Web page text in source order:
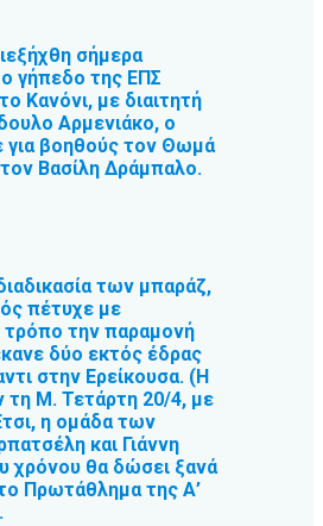
σήμερα
γήπεδο της ΕΠΣ
Κανόνι, με διαιτητή
Αρμενιάκο, ο
για βοηθούς τον Θωμά
Βασίλη Δράμπαλο.
των μπαράζ,
πέτυχε με
τρόπο την παραμονή
δύο εκτός έδρας
στην Ερείκουσα. (Η
τη Μ. Τετάρτη 20/4, με
η ομάδα των
και Γιάννη
χρόνου θα δώσει ξανά
Πρωτάθλημα της Α’